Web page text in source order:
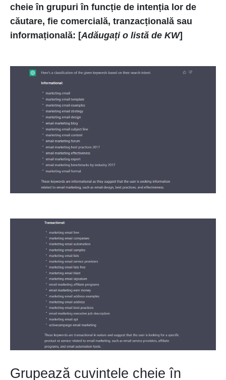
cheie în grupuri în funcție de intenția lor de
căutare, fie comercială, tranzacțională sau
informațională: [Adăugați o listă de KW]
Grupează cuvintele cheie în